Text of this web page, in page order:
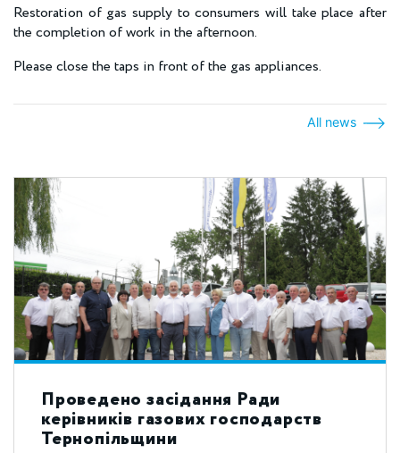
Restoration of gas supply to consumers will take place after
the completion of work in the afternoon.
Please close the taps in front of the gas appliances.
All news
Проведено засідання Ради
керівників газових господарств
Тернопільщини